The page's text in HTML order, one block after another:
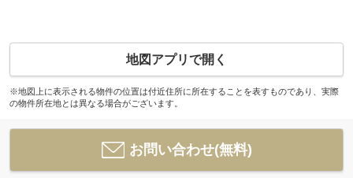
地図アプリで開く
※地図上に表示される物件の位置は付近住所に所在することを表すものであり、実際
の物件所在地とは異なる場合がございます。
お問い合わせ(無料)